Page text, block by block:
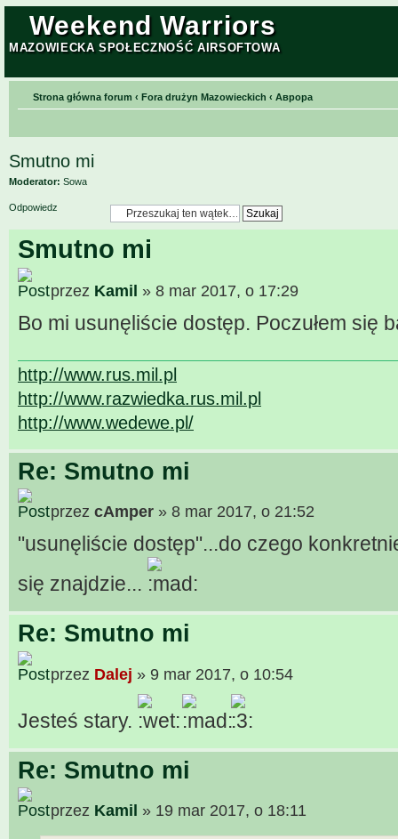
Weekend Warriors
MAZOWIECKA SPOŁECZNOŚĆ AIRSOFTOWA
Strona główna forum ‹ Fora drużyn Mazowieckich ‹ Aврора
Smutno mi
Moderator: Sowa
Odpowiedz
Smutno mi
przez Kamil » 8 mar 2017, o 17:29
Bo mi usunęliście dostęp. Poczułem się
http://www.rus.mil.pl
http://www.razwiedka.rus.mil.pl
http://www.wedewe.pl/
Re: Smutno mi
przez cAmper » 8 mar 2017, o 21:52
"usunęliście dostęp"...do czego
się znajdzie...
Re: Smutno mi
przez Dalej » 9 mar 2017, o 10:54
Jesteś stary.
Re: Smutno mi
przez Kamil » 19 mar 2017, o 18:11